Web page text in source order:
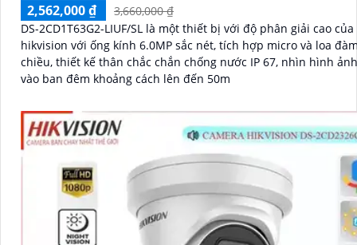
2,562,000 ₫
3,660,000 ₫
DS-2CD1T63G2-LIUF/SL là một thiết bị với độ phân giải cao
hikvision với ống kính 6.0MP sắc nét, tích hợp micro và loa
chiều, thiết kế thân chắc chắn chống nước IP 67, nhìn hình
vào ban đêm khoảng cách lên đến 50m